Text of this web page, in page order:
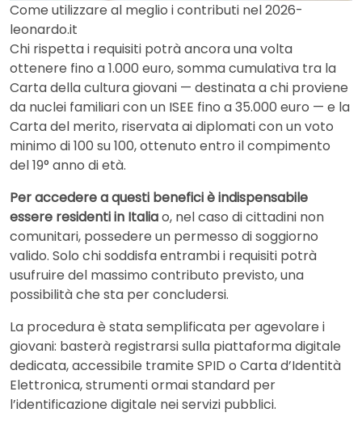
Come utilizzare al meglio i contributi nel 2026-
leonardo.it
Chi rispetta i requisiti potrà ancora una volta
ottenere fino a 1.000 euro, somma cumulativa tra la
Carta della cultura giovani — destinata a chi proviene
da nuclei familiari con un ISEE fino a 35.000 euro — e la
Carta del merito, riservata ai diplomati con un voto
minimo di 100 su 100, ottenuto entro il compimento
del 19° anno di età.
Per accedere a questi benefici è indispensabile
essere residenti in Italiao, nel caso di cittadini non
comunitari, possedere un permesso di soggiorno
valido. Solo chi soddisfa entrambi i requisiti potrà
usufruire del massimo contributo previsto, una
possibilità che sta per concludersi.
La procedura è stata semplificata per agevolare i
giovani: basterà registrarsi sulla piattaforma digitale
dedicata, accessibile tramite SPID o Carta d’Identità
Elettronica, strumenti ormai standard per
l’identificazione digitale nei servizi pubblici.